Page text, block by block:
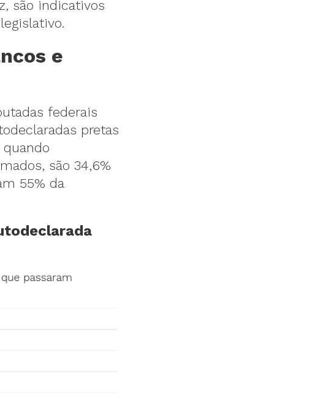
são indicativos
e
federais
pretas
são 34,6%
55% da